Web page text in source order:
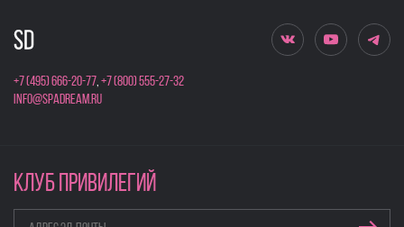
+7 (495) 666-20-77,+7 (800) 555-27-32
info@spadream.ru
КЛУБ ПРИВИЛЕГИЙ